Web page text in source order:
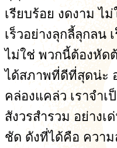
เรียบร้อย งดงาม ไ
เร็วอย่างลุกลี้ลุกลน
ไม่ใช่ พวกนี้ต้องหัด
ได้สภาพที่ดีที่สุดน่ะ
คล่องแคล่ว เราจำเ
สังวรสำรวม อย่างเ
ชัด ดังที่ได้คือ ควา